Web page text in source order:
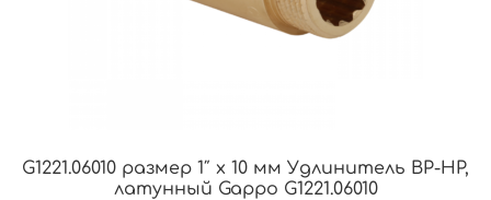
G1221.06010 размер 1″ х 10 мм Удлинитель ВР-НР,
латунный Gappo G1221.06010